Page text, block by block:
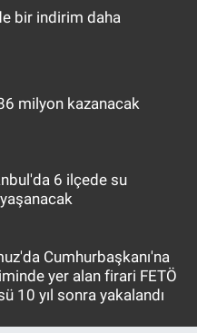
bir indirim daha
milyon kazanacak
6 ilçede su
Cumhurbaşkanı'na
yer alan firari FETÖ
10 yıl sonra yakalandı